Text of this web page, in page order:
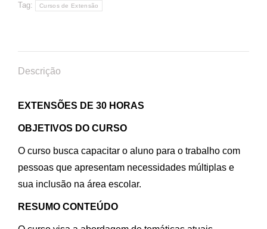
Tag: Cursos de Extensão
Descrição
EXTENSÕES DE 30 HORAS
OBJETIVOS DO CURSO
O curso busca capacitar o aluno para o trabalho com
pessoas que apresentam necessidades múltiplas e
sua inclusão na área escolar.
RESUMO CONTEÚDO